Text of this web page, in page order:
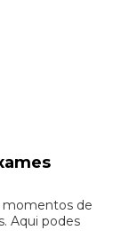
momentos de
Aqui podes